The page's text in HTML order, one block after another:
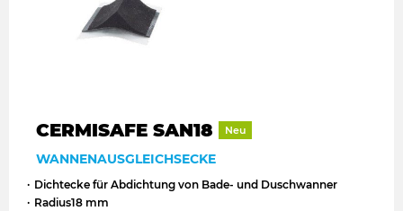
CERMISAFE SAN18 Neu
WANNENAUSGLEICHSECKE
Dichtecke für Abdichtung von Bade- und Duschwanner
Radius18 mm